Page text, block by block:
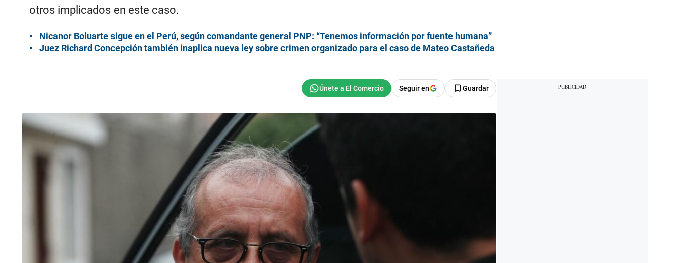
otros implicados en este caso.
Nicanor Boluarte sigue en el Perú, según comandante general PNP: “Tenemos información por fuente humana”
Juez Richard Concepción también inaplica nueva ley sobre crimen organizado para el caso de Mateo Castañeda
Seguir en Guardar